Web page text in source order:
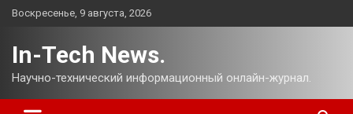
Перейти
Воскресенье, 9 августа, 2026
In-Tech News.
Научно-технический информационный онлайн-журнал.